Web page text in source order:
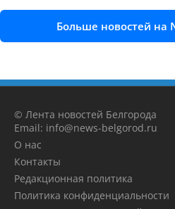
Больше новостей на
© Лента новостей Белгорода
Email: info@news-belgorod.ru
О нас
Контакты
Редакционная политика
Политика конфиденциальности